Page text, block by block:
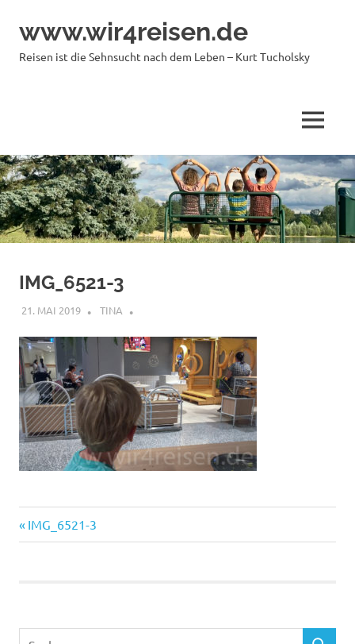
Inhaltwww.wir4reisen.de
Reisen ist die Sehnsucht nach dem Leben – Kurt Tucholsky
MENÜ
IMG_6521-3
21. MAI 2019 TINA
Beitragsnavigation
Vorheriger
Beitrag:
IMG_6521-3